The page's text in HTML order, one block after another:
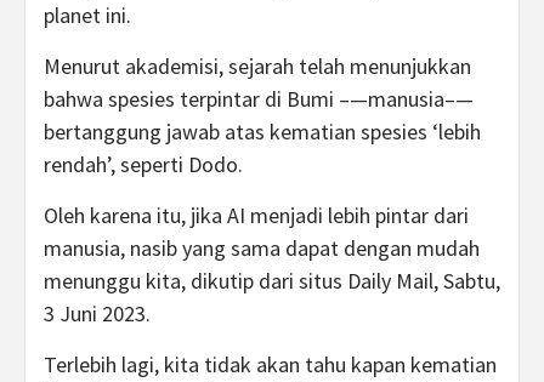
planet ini.
Menurut akademisi, sejarah telah menunjukkan
bahwa spesies terpintar di Bumi –—manusia–—
bertanggung jawab atas kematian spesies ‘lebih
rendah’, seperti Dodo.
Oleh karena itu, jika AI menjadi lebih pintar dari
manusia, nasib yang sama dapat dengan mudah
menunggu kita, dikutip dari situs Daily Mail, Sabtu,
3 Juni 2023.
Terlebih lagi, kita tidak akan tahu kapan kematian